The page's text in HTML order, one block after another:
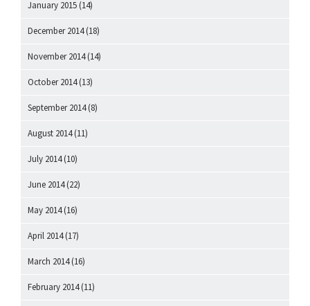
January 2015 (14)
December 2014(18)
November 2014(14)
October 2014(13)
September 2014(8)
August 2014(11)
July 2014(10)
June 2014(22)
May 2014(16)
April 2014(17)
March 2014(16)
February 2014(11)